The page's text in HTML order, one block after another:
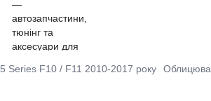
5 Series F10 / F11 2010-2017 року